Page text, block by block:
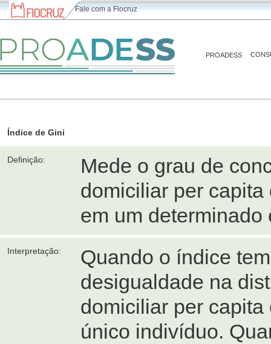
Fale com a Fiocruz
PROADESS
Índice de Gini
Definição:
Mede o grau de
domiciliar per
em um
Interpretação:
Quando o índice
desigualdade na
domiciliar per
único indivíduo.